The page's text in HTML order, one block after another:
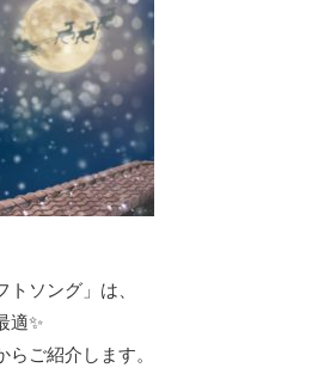
ソング」は、
適✨
らご紹介します。